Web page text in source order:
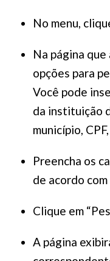
No menu,
Na página
opções para
Você pode
da instituição
município,
Preencha os
de acordo
Clique em
A página